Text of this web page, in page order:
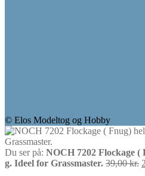
© Elos Modeltog og Hobby
Du ser på: NOCH 7202 Flockage (
g. Ideel for Grassmaster. 39,00kr.